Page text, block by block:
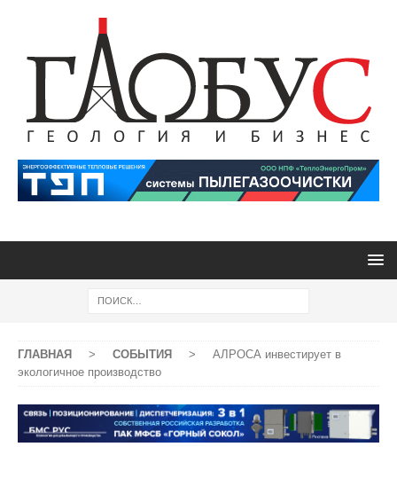
ГЛАВНАЯ > СОБЫТИЯ >
АЛРОСА инвестирует в
экологичное производство